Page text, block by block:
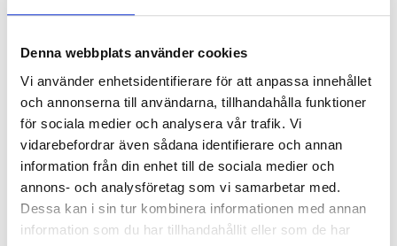
Denna webbplats använder cookies
Vi använder enhetsidentifierare för att anpassa innehållet
och annonserna till användarna, tillhandahålla funktioner
för sociala medier och analysera vår trafik. Vi
vidarebefordrar även sådana identifierare och annan
information från din enhet till de sociala medier och
annons- och analysföretag som vi samarbetar med.
Dessa kan i sin tur kombinera informationen med annan
information som du har tillhandahållit eller som de har
Gittas Glas
Tillverkning av glaskonst med en metod som
kallas…
HANTVERK
Ett annorlunda
en…